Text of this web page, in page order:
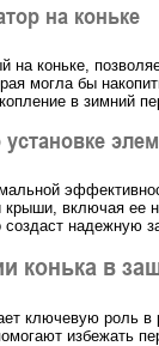
на коньке
на коньке,
могла бы
в зимний
крыши, включая ее
надежную
конька в
ключевую роль
избежать